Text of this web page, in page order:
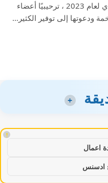
أمازون أصدرت تواريخ حدث برايم داي لعام 2023 ، ترحيبيًا أعضاء
ودعوتها إلى توفير الكثير…
+
!
اعمال
ادسنس